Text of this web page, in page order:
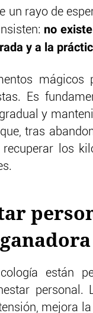
un rayo de
no
y a la
mágicos
Es
y
tras
los
están
personal.
mejora